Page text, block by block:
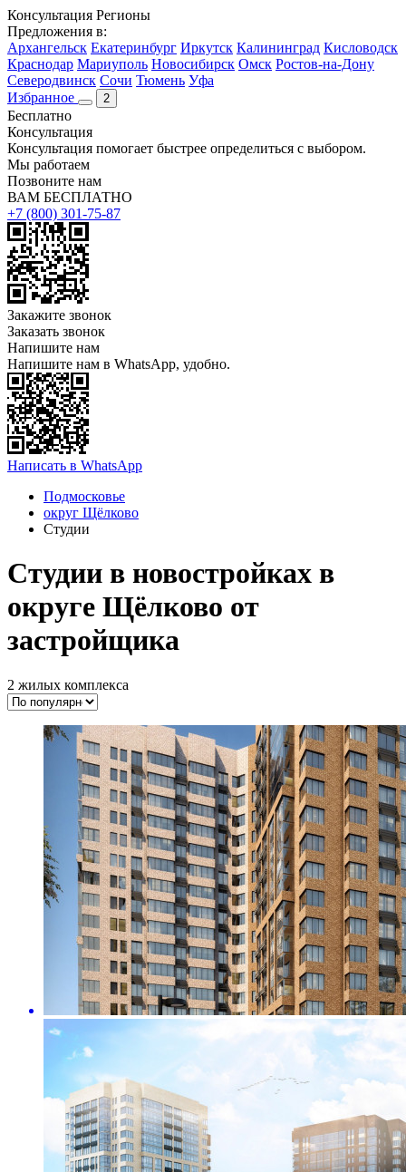
Консультация Регионы
Предложения в:
Архангельск Екатеринбург Иркутск Калининград Кисловодск
Краснодар Мариуполь Новосибирск Омск Ростов-на-Дону
Северодвинск Сочи Тюмень Уфа
Избранное
2
Бесплатно
Консультация
Консультация помогает быстрее определиться с выбором.
Мы работаем
Позвоните нам
ВАМ БЕСПЛАТНО
+7 (800) 301-75-87
Закажите звонок
Заказать звонок
Напишите нам
Напишите нам в WhatsApp, удобно.
Написать в WhatsApp
Подмосковье
округ Щёлково
Студии
Студии в новостройках в
округе Щёлково от
застройщика
2 жилых комплекса